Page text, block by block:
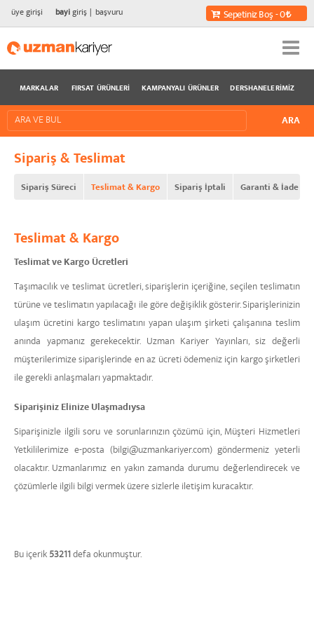
üye girişi bayigiriş başvuru Sepetiniz Boş - 0
MARKALAR FIRSAT ÜRÜNLERI KAMPANYALI ÜRÜNLER DERSHANELERIMIZ
Sipariş & Teslimat
Sipariş Süreci Teslimat & Kargo Sipariş İptali Garanti & İade &
Teslimat & Kargo
Teslimat ve Kargo Ücretleri
Taşımacılık ve teslimat ücretleri, siparişlerin içeriğine, seçilen teslimatın
türüne ve teslimatın yapılacağı ile göre değişiklik gösterir. Siparişlerinizin
ulaşım ücretini kargo teslimatını yapan ulaşım şirketi çalışanına teslim
anında yapmanız gerekecektir. Uzman Kariyer Yayınları, siz değerli
müşterilerimize siparişlerinde en az ücreti ödemeniz için kargo şirketleri
ile gerekli anlaşmaları yapmaktadır.
Siparişiniz Elinize Ulaşmadıysa
Siparişinizle ilgili soru ve sorunlarınızın çözümü için, Müşteri Hizmetleri
Yetkililerimize e-posta (bilgi@uzmankariyer.com) göndermeniz yeterli
olacaktır. Uzmanlarımız en yakın zamanda durumu değerlendirecek ve
çözümlerle ilgili bilgi vermek üzere sizlerle iletişim kuracaktır.
Bu içerik 53211defa okunmuştur.